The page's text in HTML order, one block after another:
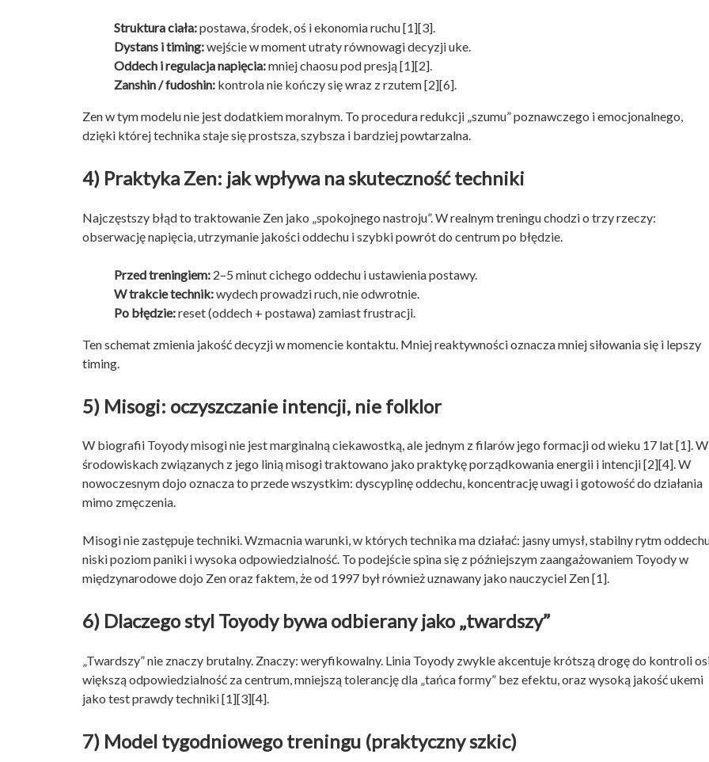
Struktura ciała:postawa, środek, oś i ekonomia ruchu [1][3].
Dystans i timing:wejście w moment utraty równowagi decyzji uke.
Oddech i regulacja napięcia:mniej chaosu pod presją [1][2].
Zanshin / fudoshin: kontrola nie kończy się wraz z rzutem [2][6].
Zen w tym modelu nie jest dodatkiem moralnym. To procedura redukcji „szumu” poznawczego i emocjonalnego,
dzięki której technika staje się prostsza, szybsza i bardziej powtarzalna.
4) Praktyka Zen: jak wpływa na skuteczność techniki
Najczęstszy błąd to traktowanie Zen jako „spokojnego nastroju”. W realnym treningu chodzi o trzy rzeczy:
obserwację napięcia, utrzymanie jakości oddechu i szybki powrót do centrum po błędzie.
Przed treningiem: 2–5 minut cichego oddechu i ustawienia postawy.
W trakcie technik:wydech prowadzi ruch, nie odwrotnie.
Po błędzie:reset (oddech + postawa) zamiast frustracji.
Ten schemat zmienia jakość decyzji w momencie kontaktu. Mniej reaktywności oznacza mniej siłowania się i lepszy
timing.
5) Misogi: oczyszczanie intencji, nie folklor
W biografii Toyody misogi nie jest marginalną ciekawostką, ale jednym z filarów jego formacji od wieku 17 lat [1]. W
środowiskach związanych z jego linią misogi traktowano jako praktykę porządkowania energii i intencji [2][4]. W
nowoczesnym dojo oznacza to przede wszystkim: dyscyplinę oddechu, koncentrację uwagi i gotowość do działania
mimo zmęczenia.
Misogi nie zastępuje techniki. Wzmacnia warunki, w których technika ma działać: jasny umysł, stabilny rytm
niski poziom paniki i wysoka odpowiedzialność. To podejście spina się z późniejszym zaangażowaniem Toyody w
międzynarodowe dojo Zen oraz faktem, że od 1997 był również uznawany jako nauczyciel Zen [1].
6) Dlaczego styl Toyody bywa odbierany jako „twardszy”
„Twardszy” nie znaczy brutalny. Znaczy: weryfikowalny. Linia Toyody zwykle akcentuje krótszą drogę do kontroli
większą odpowiedzialność za centrum, mniejszą tolerancję dla „tańca formy” bez efektu, oraz wysoką jakość ukemi
jako test prawdy techniki [1][3][4].
7) Model tygodniowego treningu (praktyczny szkic)